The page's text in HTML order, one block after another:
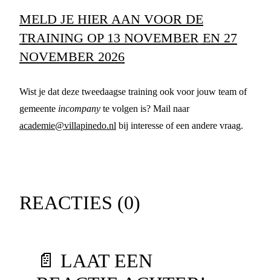
MELD JE HIER AAN VOOR DE
TRAINING OP 13 NOVEMBER EN 27
NOVEMBER 2026
Wist je dat deze tweedaagse training ook voor jouw team of
gemeente incompany te volgen is? Mail naar
academie@villapinedo.nl bij interesse of een andere vraag.
REACTIES (0)
📄 LAAT EEN